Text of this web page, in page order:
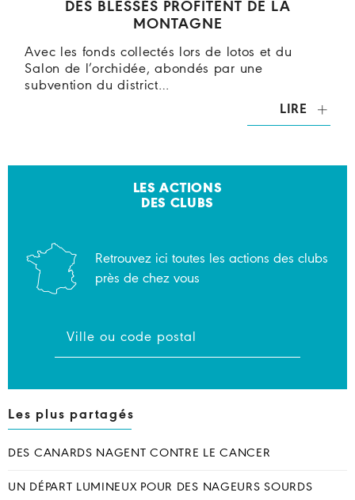
DES BLESSÉS PROFITENT DE LA
MONTAGNE
Avec les fonds collectés lors de lotos et du
Salon de l’orchidée, abondés par une
subvention du district…
LIRE
LES ACTIONS
DES CLUBS
Retrouvez ici toutes les actions des clubs
près de chez vous
Les plus partagés
DES CANARDS NAGENT CONTRE LE CANCER
UN DÉPART LUMINEUX POUR DES NAGEURS SOURDS